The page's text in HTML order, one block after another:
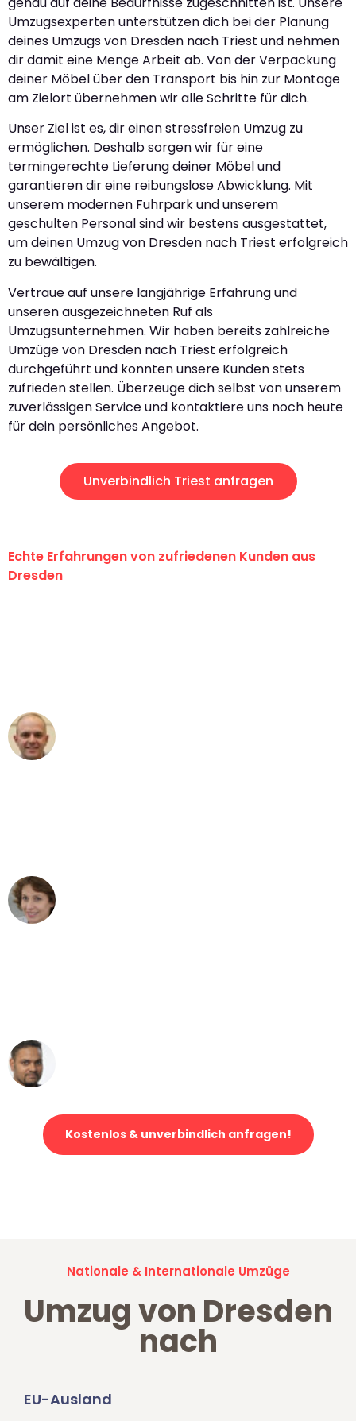
Umzugsexperten unterstützen dich bei der Planung
deines Umzugs von Dresden nach Triest und nehmen
dir damit eine Menge Arbeit ab. Von der Verpackung
deiner Möbel über den Transport bis hin zur Montage
am Zielort übernehmen wir alle Schritte für dich.
Unser Ziel ist es, dir einen stressfreien Umzug zu
ermöglichen. Deshalb sorgen wir für eine
termingerechte Lieferung deiner Möbel und
garantieren dir eine reibungslose Abwicklung. Mit
unserem modernen Fuhrpark und unserem
geschulten Personal sind wir bestens ausgestattet,
um deinen Umzug von Dresden nach Triest erfolgreich
zu bewältigen.
Vertraue auf unsere langjährige Erfahrung und
unseren ausgezeichneten Ruf als
Umzugsunternehmen. Wir haben bereits zahlreiche
Umzüge von Dresden nach Triest erfolgreich
durchgeführt und konnten unsere Kunden stets
zufrieden stellen. Überzeuge dich selbst von unserem
zuverlässigen Service und kontaktiere uns noch heute
für dein persönliches Angebot.
Unverbindlich Triest anfragen
Echte Erfahrungen von zufriedenen Kunden aus
Dresden
Kostenlos & unverbindlich anfragen!
Nationale & Internationale Umzüge
Umzug von Dresden
nach
EU-Ausland